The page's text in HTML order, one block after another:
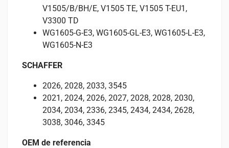
V1505/B/BH/E, V1505 TE, V1505 T-EU1,
V3300 TD
WG1605-G-E3, WG1605-GL-E3, WG1605-L-E3,
WG1605-N-E3
SCHAFFER
2026, 2028, 2033, 3545
2021, 2024, 2026, 2027, 2028, 2028, 2030,
2034, 2034, 2336, 2345, 2434, 2434, 2628,
3038, 3046, 3345
OEM de referencia